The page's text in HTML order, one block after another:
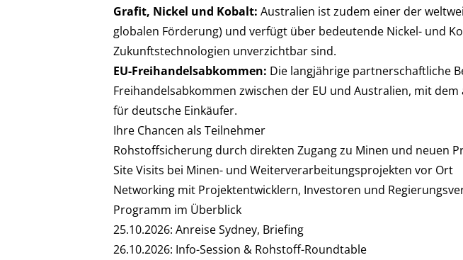
Grafit, Nickel und Kobalt: Australien ist zudem einer der
globalen Förderung) und verfügt über bedeutende Nickel- und
Zukunftstechnologien unverzichtbar sind.
EU-Freihandelsabkommen: Die langjährige partnerschaftliche
Freihandelsabkommen zwischen der EU und Australien, mit
für deutsche Einkäufer.
Ihre Chancen als Teilnehmer
Rohstoffsicherung durch direkten Zugang zu Minen und neuen
Site Visits bei Minen- und Weiterverarbeitungsprojekten vor Ort
Networking mit Projektentwicklern, Investoren und
Programm im Überblick
25.10.2026: Anreise Sydney, Briefing
26.10.2026: Info-Session & Rohstoff-Roundtable